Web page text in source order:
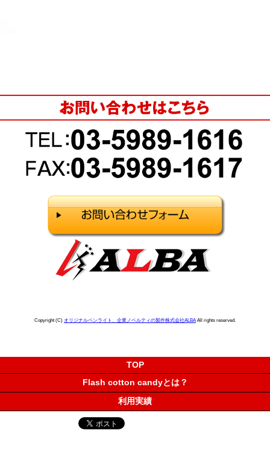
Copyright (C) オリジナルペンライト、企業ノベルティの製作株式会社ALBAAll rights reserved.
TOP
Flash cotton candyとは？
利用実績